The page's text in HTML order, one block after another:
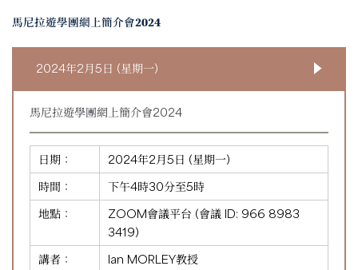
馬尼拉遊學團網上簡介會2024
2024年2月5日 (星期一)
馬尼拉遊學團網上簡介會2024
日期：
2024年2月5日 (星期一)
時間：
下午4時30分至5時
地點：
ZOOM會議平台 (會議 ID: 966 8983
3419)
講者：
Ian MORLEY教授